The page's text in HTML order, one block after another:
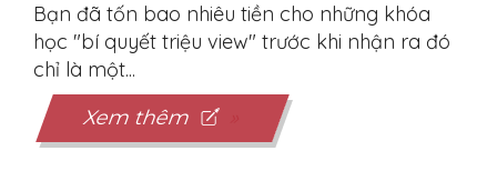
Bạn đã tốn bao nhiêu tiền cho những khóa
học "bí quyết triệu view" trước khi nhận ra đó
chỉ là một...
Xem thêm